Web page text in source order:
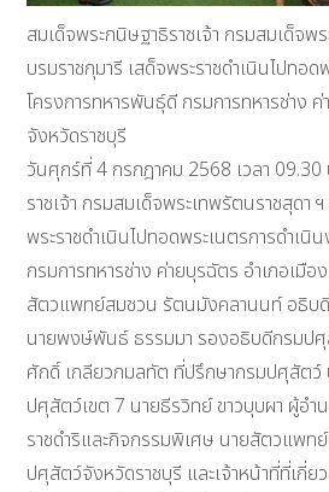
สมเด็จพระกนิษฐาธิราชเจ้า กรมสมเด็จพ
บรมราชกุมารี เสด็จพระราชดำเนินไปทอด
โครงการทหารพันธุ์ดี กรมการทหารช่าง
จังหวัดราชบุรี
วันศุกร์ที่ 4 กรกฎาคม 2568 เวลา
ราชเจ้า กรมสมเด็จพระเทพรัตนราชสุดา
พระราชดำเนินไปทอดพระเนตรการดำเนิ
กรมการทหารช่าง ค่ายบุรฉัตร อำเภอเมือ
สัตวแพทย์สมชวน รัตนมังคลานนท์ อธิบ
นายพงษ์พันธ์ ธรรมมา รองอธิบดีกรมป
ศักดิ์ เกลียวกมลทัต ที่ปรึกษากรมปศุสัต
ปศุสัตว์เขต 7 นายธีรวิทย์ ขาวบุบผา ผู้อำ
ราชดำริและกิจกรรมพิเศษ นายสัตวแพ
ปศุสัตว์จังหวัดราชบุรี และเจ้าหน้าที่ที่เกี่ย